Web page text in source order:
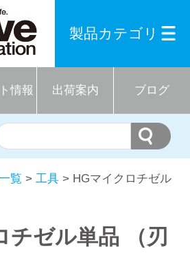
情報 出荷案内 ブログ
製品カテゴリ
覧 > 工具 > HGマイクロチゼル
チゼル単品 （刃